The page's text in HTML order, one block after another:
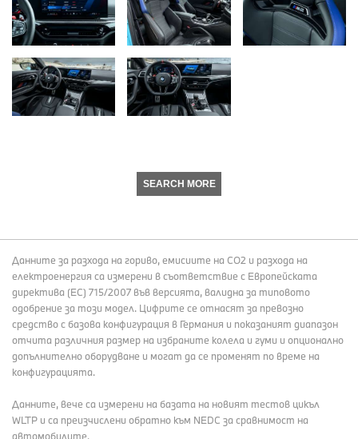
SEARCH MORE
Данните за разхода на гориво, емисиите на СО2 и разхода на
електроенергия са измерени в съответствие с Европейската
директива (EC) 715/2007 във версията, валидна за типовото
одобрение за този модел. Цифрите се отнасят за превозно
средство с базова конфигурация в Германия и показаният диапазон
отчита различния размер на избраните колела и гуми и опционално
допълнително оборудване и могат да се променят по време на
конфигурацията.
Данните, вече са измерени на базата на новият тестов цикъл
WLTP и са преизчислени обратно към NEDC за сравнимост на
автомобилите.